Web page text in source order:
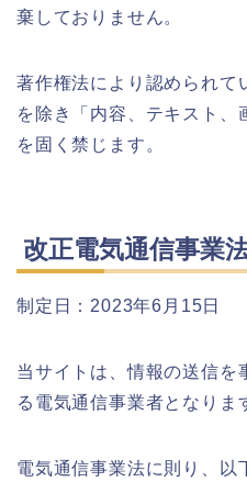
棄しておりません。
著作権法により認められて
を除き「内容、テキスト、
を固く禁じます。
改正電気通信事業
制定日：2023年6月15日
当サイトは、情報の送信を
る電気通信事業者となりま
電気通信事業法に則り、以